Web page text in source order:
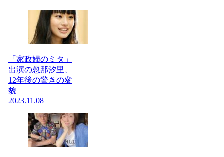
「家政婦のミタ」
出演の忽那汐里、
12年後の驚きの変
貌
2023.11.08